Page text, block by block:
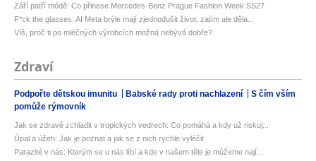
Září patří módě: Co přinese Mercedes-Benz Prague Fashion Week SS27
F*ck the glasses: AI Meta brýle mají zjednodušit život, zatím ale děla...
Víš, proč ti po mléčných výrobcích možná nebývá dobře?
Zdraví
Podpořte dětskou imunitu Babské rady proti nachlazení
S čím vším
pomůže rýmovník
Jak se zdravě zchladit v tropických vedrech: Co pomáhá a kdy už riskuj...
Úpal a úžeh: Jak je poznat a jak se z nich rychle vyléčit
Parazité v nás: Kterým se u nás líbí a kde v našem těle je můžeme nají...